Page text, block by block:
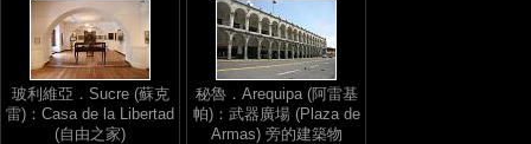
玻利維亞．Sucre (蘇克
雷)：Casa de la Libertad
(自由之家)
秘魯．Arequipa (阿雷基
帕)：武器廣場 (Plaza de
Armas) 旁的建築物